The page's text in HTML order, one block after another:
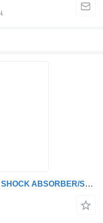
Амортизатор Isuzu - FRONT SHOCK ABSORBER/SUSPENSION/SPRING - для грузовика Isuzu NPR, NQR - PRZÓD